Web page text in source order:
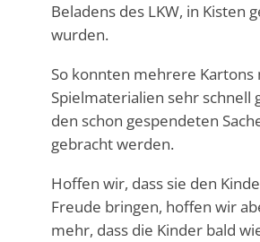
Beladens des LKW, in Kisten
wurden.
So konnten mehrere Kartons
Spielmaterialien sehr schnell
den schon gespendeten
gebracht werden.
Hoffen wir, dass sie den
Freude bringen, hoffen wir
mehr, dass die Kinder bald